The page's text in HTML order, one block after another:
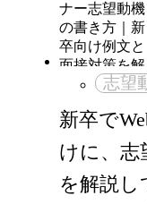
志望
新卒で
けに、志
を解説し